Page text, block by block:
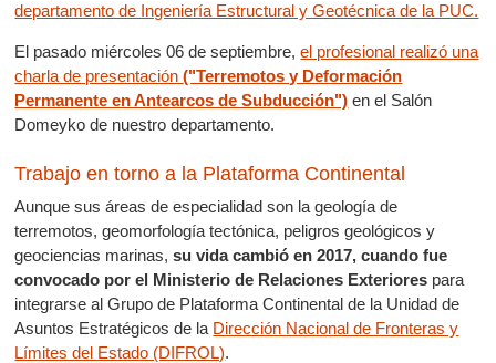
departamento de Ingeniería Estructural y Geotécnica de la PUC.
El pasado miércoles 06 de septiembre,el profesional realizó una
charla de presentación("Terremotos y Deformación
Permanente en Antearcos de Subducción") en el Salón
Domeyko de nuestro departamento.
Trabajo en torno a la Plataforma Continental
Aunque sus áreas de especialidad son la geología de
terremotos, geomorfología tectónica, peligros geológicos y
geociencias marinas,su vida cambió en 2017, cuando fue
convocado por el Ministerio de Relaciones Exteriores para
integrarse al Grupo de Plataforma Continental de la Unidad de
Asuntos Estratégicos de la Dirección Nacional de Fronteras y
Límites del Estado (DIFROL).